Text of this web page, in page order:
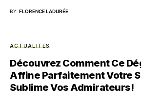
BY FLORENCE LADURÉE
ACTUALITÉS
Découvrez Comment Ce
Affine Parfaitement Votre
Sublime Vos Admirateurs!